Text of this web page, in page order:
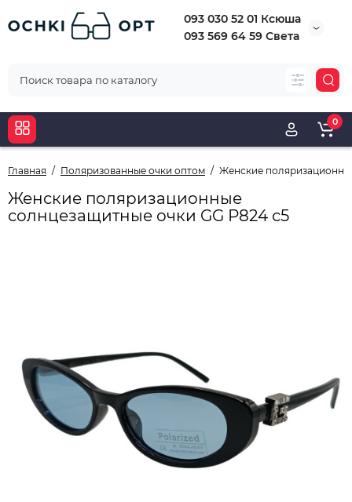
093 030 52 01 Ксюша
093 569 64 59 Света
0
Главная Поляризованные очки оптом Женские
Женские поляризационные
солнцезащитные очки GG Р824 с5